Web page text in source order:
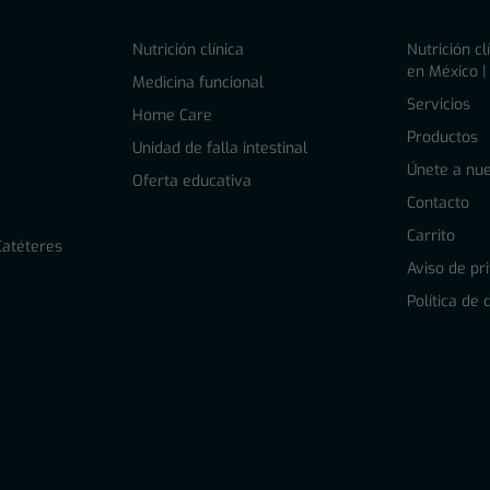
Nutrición clínica
Medicina funcional
Home Care
Unidad de falla intestinal
Oferta educativa
Nutrición
en México
Servicios
Productos
Únete a
Contacto
Carrito
Aviso de
Política de